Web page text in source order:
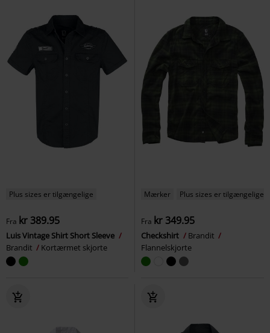
Plus sizes er tilgængelige
Fra kr 389.95
Luis Vintage Shirt Short Sleeve
Brandit
Kortærmet skjorte
Mærker Plus sizes er tilgængelige
Fra kr 349.95
Checkshirt
Brandit
Flannelskjorte